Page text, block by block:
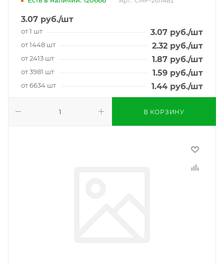
3.07 руб./шт
от 1 шт 3.07 руб./шт
от 1448 шт 2.32 руб./шт
от 2413 шт 1.87 руб./шт
от 3981 шт 1.59 руб./шт
от 6634 шт 1.44 руб./шт
В КОРЗИНУ